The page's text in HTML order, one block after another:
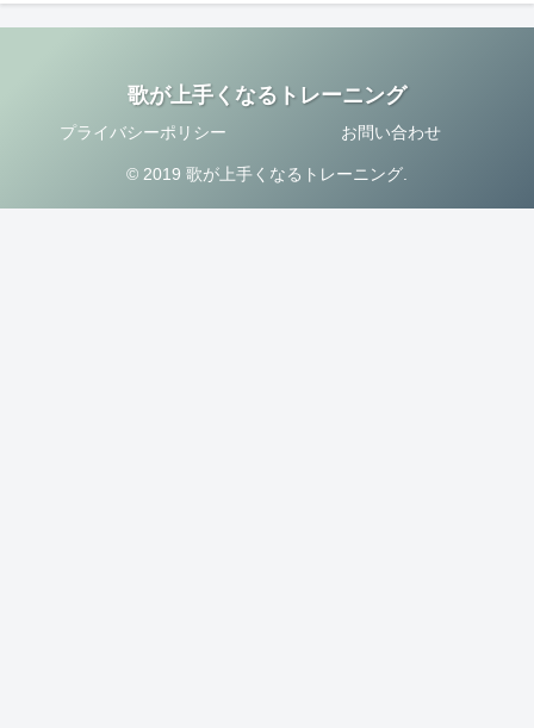
歌が上手くなるトレーニング
プライバシーポリシー お問い合わせ
© 2019 歌が上手くなるトレーニング.